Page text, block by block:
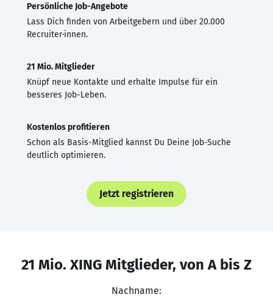
Persönliche Job-Angebote
Lass Dich finden von Arbeitgebern und über 20.000
Recruiter·innen.
21 Mio. Mitglieder
Knüpf neue Kontakte und erhalte Impulse für ein
besseres Job-Leben.
Kostenlos profitieren
Schon als Basis-Mitglied kannst Du Deine Job-Suche
deutlich optimieren.
Jetzt registrieren
21 Mio. XING Mitglieder, von A bis Z
Nachname: